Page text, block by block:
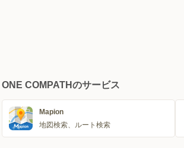
ONE COMPATHのサービス
Mapion
地図検索、ルート検索